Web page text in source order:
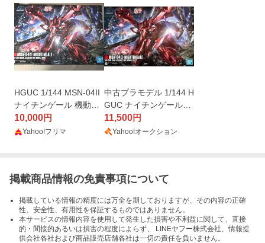
HGUC 1/144 MSN-04II
ナイチンゲール 機動戦
士ガンダム 逆襲のシャ
ア
10,000円
Yahoo!フリマ
中古プラモデル 1/144 H
GUC ナイチンゲール
「機動戦士ガンダム 逆
襲のシャア ベルトーチ
11,500円
Yahoo!オークション
掲載商品情報の免責事項について
掲載している情報の精度には万全を期しておりますが、その内容の正確
性、安全性、有用性を保証するものではありません。
本サービスの情報内容を使用して発生した損害や不利益に関して、直接
的・間接的あるいは損害の程度によらず、 LINEヤフー株式会社、情報提
供会社各社および商品販売店舗各社は一切の責任を負いません。